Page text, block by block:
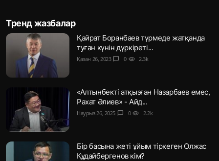
Тренд жазбалар
Қайрат Боранбаев түрмеде жатқанда
туған күнін дүркіреті...
Қазан 26, 2023 chat_bubble 0 visibility 2.3k
«Алтынбекті атқызған Назарбаев емес,
Рахат Әлиев» - Айд...
Наурыз 26, 2025 chat_bubble 0 visibility 2.2k
Бір басына жеті ұйым тіркеген Олжас
Құдайбергенов кім?